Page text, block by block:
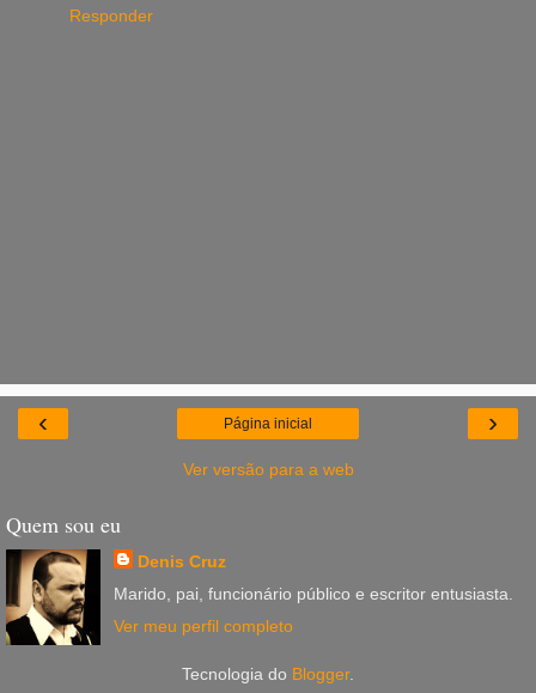
Responder
‹ ›
Página inicial
Ver versão para a web
Quem sou eu
Denis Cruz
Marido, pai, funcionário público e escritor entusiasta.
Ver meu perfil completo
Tecnologia do Blogger.